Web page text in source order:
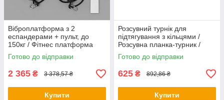
Віброплатформа з 2
еспандерами + пульт, до
150кг / Фітнес платформа
для вправ на все тіло
Готово до відправки
2 365 ₴ 3 378,57 ₴
Купити
Розсувний турнік для
підтягування з кільцями /
Розсувна планка-турник /
Турнік у дверний отвір
Готово до відправки
625 ₴ 892,86 ₴
Купити